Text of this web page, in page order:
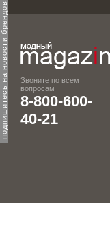
подпишитесь на новости брендов
Звоните по всем
вопросам
8-800-600-
40-21